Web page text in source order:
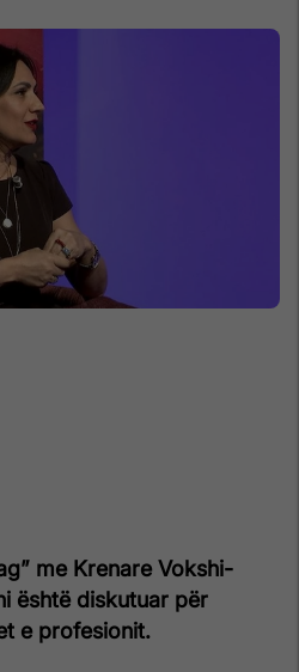
me Krenare Vokshi-
është diskutuar për
e profesionit.